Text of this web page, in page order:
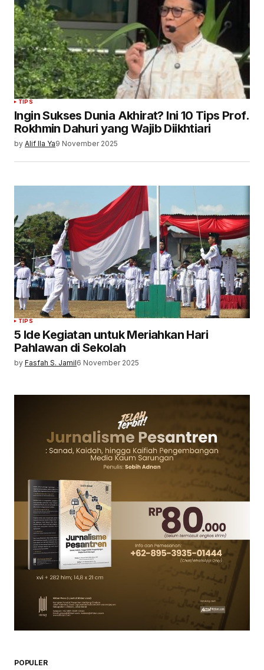
TIPS
Ingin Sukses Dunia Akhirat? Ini 10 Tips Prof.
Rokhmin Dahuri yang Wajib Diikhtiari
by Alif Ila Ya9 November 2025
TIPS
5 Ide Kegiatan untuk Meriahkan Hari
Pahlawan di Sekolah
by Fasfah S. Jamil6 November 2025
POPULER